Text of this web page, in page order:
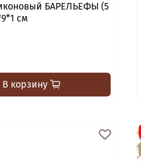
БАРЕЛЬЕФЫ (5
см
В корзину